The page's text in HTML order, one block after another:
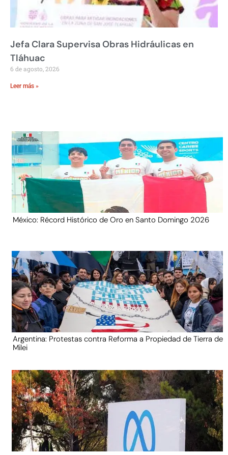
Jefa Clara Supervisa Obras Hidráulicas en
Tláhuac
6 de agosto, 2026
Leer más »
México: Récord Histórico de Oro en Santo Domingo 2026
Argentina: Protestas contra Reforma a Propiedad de Tierra de
Milei